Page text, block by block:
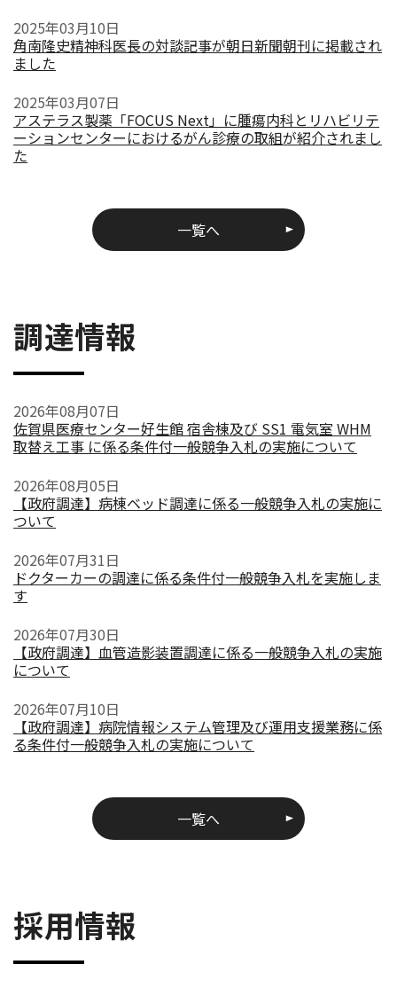
2025年03月10日
角南隆史精神科医長の対談記事が朝日新聞朝刊に掲載され
ました
2025年03月07日
アステラス製薬「FOCUS Next」に腫瘍内科とリハビリテ
ーションセンターにおけるがん診療の取組が紹介されまし
た
一覧へ
調達情報
2026年08月07日
佐賀県医療センター好生館 宿舎棟及び SS1 電気室 WHM
取替え工事 に係る条件付一般競争入札の実施について
2026年08月05日
【政府調達】病棟ベッド調達に係る一般競争入札の実施に
ついて
2026年07月31日
ドクターカーの調達に係る条件付一般競争入札を実施しま
す
2026年07月30日
【政府調達】血管造影装置調達に係る一般競争入札の実施
について
2026年07月10日
【政府調達】病院情報システム管理及び運用支援業務に係
る条件付一般競争入札の実施について
一覧へ
採用情報